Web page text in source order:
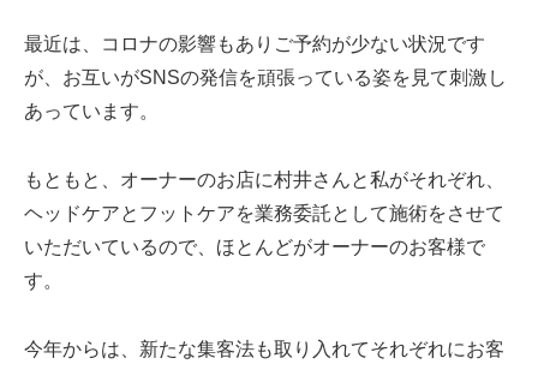
最近は、コロナの影響もありご予約が少ない状況です
が、お互いがSNSの発信を頑張っている姿を見て刺激し
あっています。
もともと、オーナーのお店に村井さんと私がそれぞれ、
ヘッドケアとフットケアを業務委託として施術をさせて
いただいているので、ほとんどがオーナーのお客様で
す。
今年からは、新たな集客法も取り入れてそれぞれにお客